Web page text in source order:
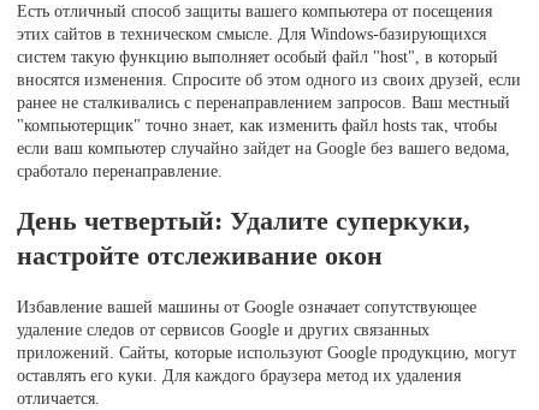
Есть отличный способ защиты вашего компьютера от посещения
этих сайтов в техническом смысле. Для Windows-базирующихся
систем такую функцию выполняет особый файл "host", в который
вносятся изменения. Спросите об этом одного из своих друзей, если
ранее не сталкивались с перенаправлением запросов. Ваш местный
"компьютерщик" точно знает, как изменить файл hosts так, чтобы
если ваш компьютер случайно зайдет на Google без вашего ведома,
сработало перенаправление.
День четвертый: Удалите суперкуки,
настройте отслеживание окон
Избавление вашей машины от Google означает сопутствующее
удаление следов от сервисов Google и других связанных
приложений. Сайты, которые используют Google продукцию, могут
оставлять его куки. Для каждого браузера метод их удаления
отличается.